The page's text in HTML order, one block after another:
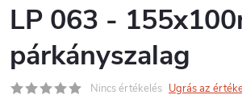
LP 063 -
párkányszalag
Nincs értékelés Ugrás az